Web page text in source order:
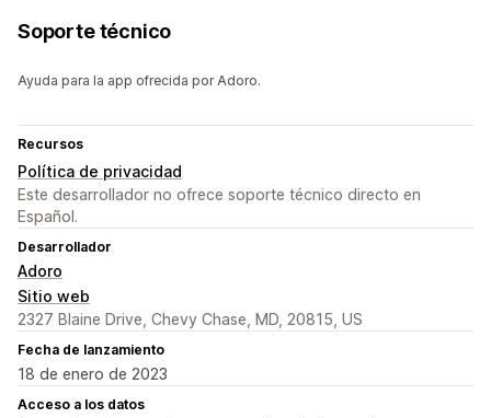
Soporte técnico
Ayuda para la app ofrecida por Adoro.
Recursos
Política de privacidad
Este desarrollador no ofrece soporte técnico directo en
Español.
Desarrollador
Adoro
Sitio web
2327 Blaine Drive, Chevy Chase, MD, 20815, US
Fecha de lanzamiento
18 de enero de 2023
Acceso a los datos